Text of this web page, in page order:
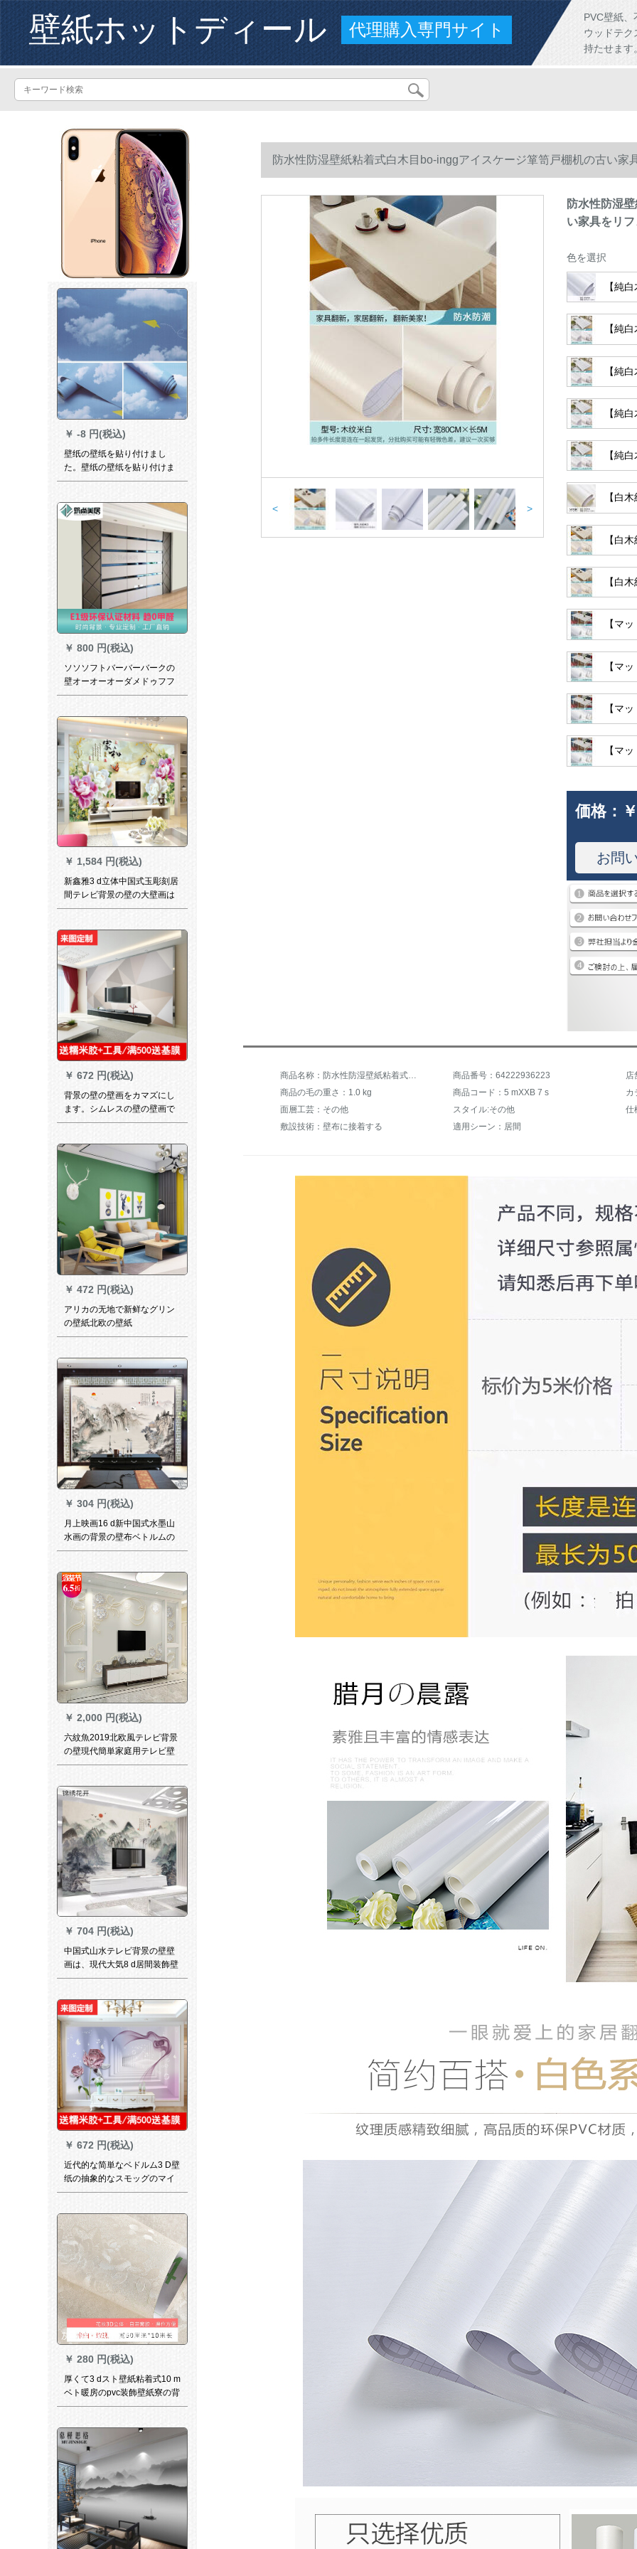
壁紙ホットディール 代理購入専門サイト
PVC壁紙
ウッドテク
持たせます
￥ -8 円(税込)
壁纸の壁纸を贴り付けまし
た。壁纸の壁纸を贴り付けま
した。防水性のたんすのテ-ブ
い空と白い云の壁纸は45セン
チ幅*10メ-トルです。
￥ 800 円(税込)
ソソソフトバーバーバークの
壁オーオーオーダメドゥフフ
ァファファシンシンシンシン
家庭用パケッケケケケケケケ
ケケケケケケケケケケケケケ
ケケケケケドの菱形异リング
リングリングリングリングリ
ングリングリングテレビ背景
の壁壁壁壁壁壁壁壁壁壁壁壁
壁壁壁壁壁壁壁壁ベドゥルム
ムの壁壁の壁壁壁壁壁壁壁壁
壁壁壁壁壁壁壁壁壁壁壁壁壁
壁壁壁壁壁壁壁壁壁壁壁壁壁
壁壁壁壁壁壁壁壁壁壁壁壁壁
壁壁壁壁壁壁壁壁壁壁壁壁壁
壁壁壁壁壁壁壁壁壁壁壁壁壁
壁壁壁壁壁壁壁壁壁壁壁壁壁
壁壁壁壁壁壁壁壁ングサ-ビス
￥ 1,584 円(税込)
新鑫雅3 d立体中国式玉彫刻居
間テレビ背景の壁の大壁画は
シムレスにカステラされ、テ
の凸凹立体結晶の壁紙を作っ
てください。
￥ 672 円(税込)
背景の壁の壁画をカマズにし
ます。シムレスの壁の壁画で
す。现代简単な几何学三角壁
北欧风のアイデア壁に大气壁
画を配置します。
￥ 472 円(税込)
アリカの无地で新鲜なグリン
の壁紙北欧の壁紙
￥ 304 円(税込)
月上映画16 d新中国式水墨山
水画の背景の壁布ベトルムの
居間テレビ背景の壁壁壁壁壁
スマイズ大型シム壁環境保護
無毒防水性防湿壁壁壁壁壁壁
壁壁壁壁壁壁
￥ 2,000 円(税込)
六紋魚2019北欧風テレビ背景
の壁現代簡単家庭用テレビ壁
紙装飾8 d大気壁紙壁画8 D結
￥ 704 円(税込)
中国式山水テレビ背景の壁壁
画は、現代大気8 d居間装飾壁
壁壁壁壁壁壁布3 D立体映像壁
紙2031項8 D結晶彫刻シクル
娟布/平方メートです。
￥ 672 円(税込)
近代的な简単なベドルム3 D壁
纸の抽象的なスモッグのマイ
ヤーティップの花の草8 Dシム
D立体居間饰り壁画の梦まぼ
ろしD 8 D水晶の立体的なカシ
ューベースの布
￥ 280 円(税込)
厚くて3 dスト壁紙粘着式10 m
ベト暖房のpvc装飾壁紙寮の背
景のシベルです。バーラの絵
です。
防水性防湿壁紙粘着式白木目bo-inggアイスケージ箪笥戸棚机の古い家
< >
防水性防湿
い家具をリ
色を選択
【純
【純
【純
【純
【純
【白
【白
【白
【マ
【マ
【マ
【マ
価格：
お問
商品番号：64222936223
店
商品の毛の重さ：1.0 kg
商品コード：5 mXXB 7 s
カ
面層工芸：その他
スタイル:その他
仕
敷設技術：壁布に接着する
適用シーン：居間